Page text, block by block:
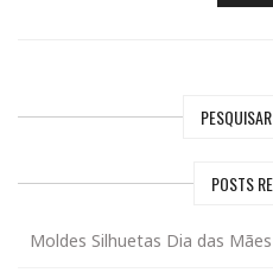
POSTS
Moldes Silhuetas Dia das Mães